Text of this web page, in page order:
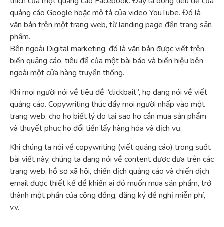
quảng cáo Google hoặc mô tả của video YouTube. Đó là
văn bản trên một trang web, từ landing page đến trang sản
phẩm.
Bên ngoài Digital marketing, đó là văn bản được viết trên
biển quảng cáo, tiêu đề của một bài báo và biển hiệu bên
ngoài một cửa hàng truyền thống.
Khi mọi người nói về tiêu đề “clickbait”, họ đang nói về viết
quảng cáo. Copywriting thúc đẩy mọi người nhấp vào một
trang web, cho họ biết lý do tại sao họ cần mua sản phẩm
và thuyết phục họ đổi tiền lấy hàng hóa và dịch vụ.
Khi chúng ta nói về copywriting (viết quảng cáo) trong suốt
bài viết này, chúng ta đang nói về content được đưa trên các
trang web, hồ sơ xã hội, chiến dịch quảng cáo và chiến dịch
email được thiết kế để khiến ai đó muốn mua sản phẩm, trở
thành một phần của cộng đồng, đăng ký đề nghị miễn phí,
v.v.